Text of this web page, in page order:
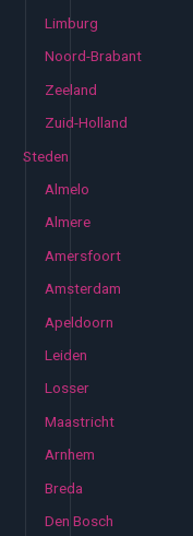
Limburg
Noord-Brabant
Zeeland
Zuid-Holland
Steden
Almelo
Almere
Amersfoort
Amsterdam
Apeldoorn
Leiden
Losser
Maastricht
Arnhem
Breda
Den Bosch